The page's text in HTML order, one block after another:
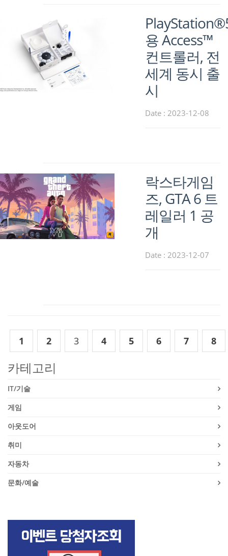
용 Access™
컨트롤러, 전
세계 동시 출
시
Date : 2023-12-08
락스타게임
즈, GTA 6 트
레일러 1 공
개
Date : 2023-12-07
1 2 3 4 5 6 7 8
카테고리
IT/기술
게임
아웃도어
취미
자동차
문화/예술